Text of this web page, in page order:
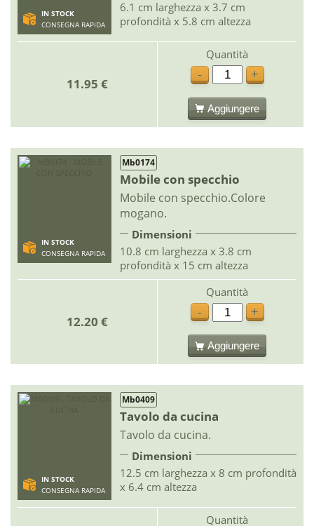
IN STOCK
CONSEGNA RAPIDA
6.1 cm larghezza x 3.7 cm
profondità x 5.8 cm altezza
11.95 €
Quantità
-
+
Aggiungere
IN STOCK
CONSEGNA RAPIDA
Mb0174
Mobile con specchio
Mobile con specchio.Colore
mogano.
Dimensioni
10.8 cm larghezza x 3.8 cm
profondità x 15 cm altezza
12.20 €
Quantità
-
+
Aggiungere
IN STOCK
CONSEGNA RAPIDA
Mb0409
Tavolo da cucina
Tavolo da cucina.
Dimensioni
12.5 cm larghezza x 8 cm profondità
x 6.4 cm altezza
Quantità